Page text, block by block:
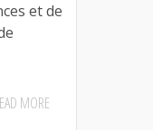
et de
MORE